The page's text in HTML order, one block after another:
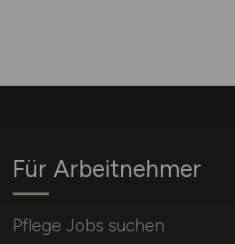
Für Arbeitnehmer
Pflege Jobs suchen